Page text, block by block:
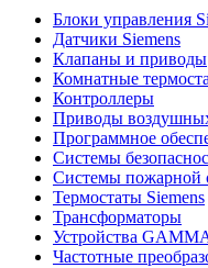
Блоки управления
Датчики Siemens
Клапаны и приводы
Комнатные
Контроллеры
Приводы
Программное
Системы
Системы пожарной
Термостаты Siemens
Трансформаторы
Устройства
Частотные